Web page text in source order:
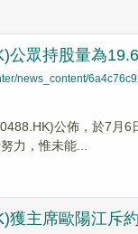
公眾持股量為
news_content/
公佈，於7月
力，惟未能...
獲主席歐陽江斥